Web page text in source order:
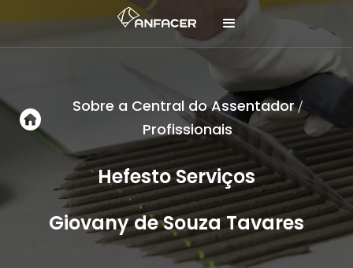
Sobre a Central do Assentador/
Profissionais
Hefesto Serviços
Giovany de Souza Tavares